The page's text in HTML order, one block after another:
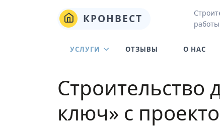
КРОНВЕСТ
УСЛУГИ ОТЗЫВЫ О НАС
Строительство
ключ» с